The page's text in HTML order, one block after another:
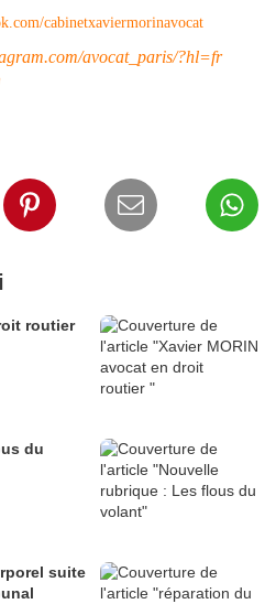
cabinetxaviermorinavocat
avocat_paris/?hl=fr
routier
du
suite